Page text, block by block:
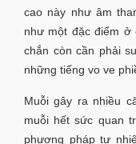
cao này như âm
như một đặc điểm ở
chắn còn cần phải
những tiếng vo ve
Muỗi gây ra nhiều
muỗi hết sức quan
phương pháp tự